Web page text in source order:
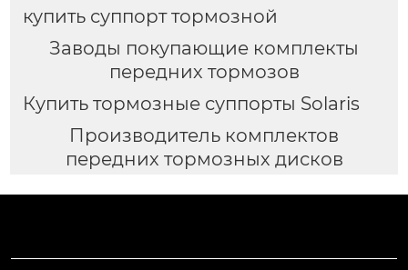
купить суппорт тормозной
Заводы покупающие комплекты
передних тормозов
Купить тормозные суппорты Solaris
Производитель комплектов
передних тормозных дисков